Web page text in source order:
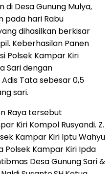
di Desa Gunung Mulya,
pada hari Rabu
dihasilkan berkisar
Keberhasilan Panen
Polsek Kampar Kiri
Sari dengan
Tata sebesar 0,5
sari.
Raya tersebut
Kiri Kompol Rusyandi. Z.
Kampar Kiri Iptu Wahyu
Polsek Kampar Kiri Ipda
Desa Gunung Sari &